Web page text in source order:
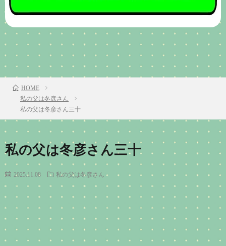
前のお話 TOP 次のお話
HOME
私の父は冬彦さん
私の父は冬彦さん三十
私の父は冬彦さん三十
2025.11.08 私の父は冬彦さん